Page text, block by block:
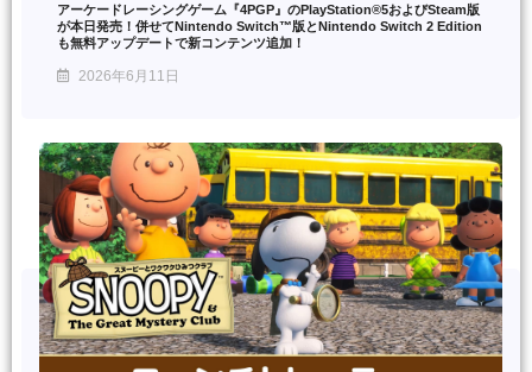
アーケードレーシングゲーム『4PGP』のPlayStation®5およびSteam版
が本日発売！併せてNintendo Switch™版とNintendo Switch 2 Edition
も無料アップデートで新コンテンツ追加！
2026年6月11日